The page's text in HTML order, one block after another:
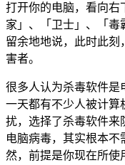
打开你的电脑，看向右
家」、「卫士」、「
留余地地说，此时此刻
害者。
很多人认为杀毒软件是
一天都有不少人被计算
扰，选择了杀毒软件来
电脑病毒，其实根本不
然，前提是你现在所使